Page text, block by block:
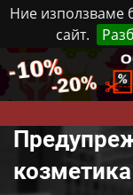
Ние използваме
сайт.
Събота,